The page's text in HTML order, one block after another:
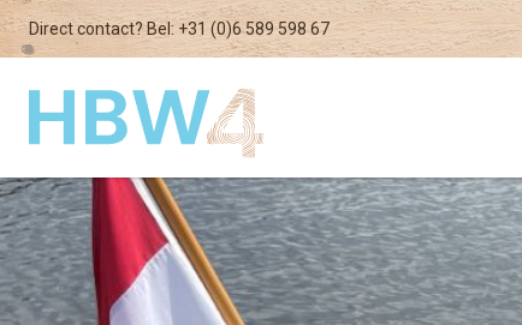
Direct contact? Bel: +31 (0)6 589 598 67